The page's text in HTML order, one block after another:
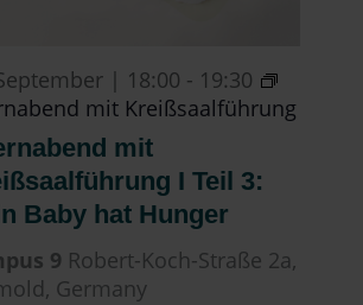
mit
I Teil 3:
Baby hat Hunger
| 18:00 - 19:30
mit Kreißsaalführung
9 Robert-Koch-Straße 2a,
Germany